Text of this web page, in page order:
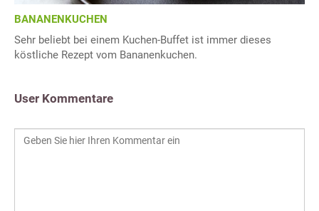
BANANENKUCHEN
Sehr beliebt bei einem Kuchen-Buffet ist immer dieses
köstliche Rezept vom Bananenkuchen.
User Kommentare